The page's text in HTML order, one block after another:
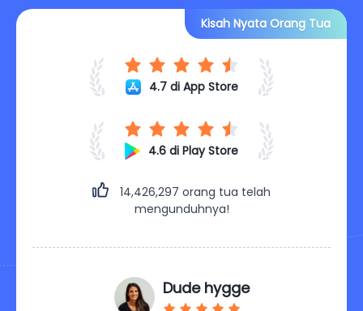
4.7 di App Store
4.6 di Play Store
14,426,303 orang tua telah
mengunduhnya!
Dude hygge
Kisah Nyata Orang Tua